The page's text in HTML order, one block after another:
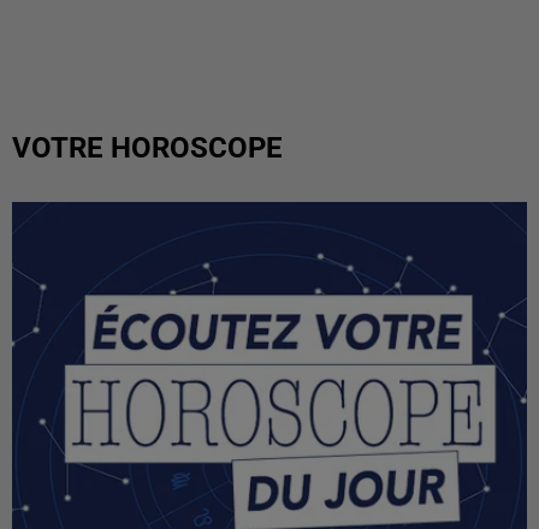
VOTRE HOROSCOPE